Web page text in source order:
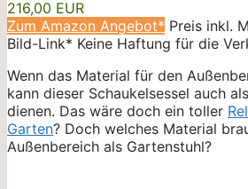
216,00 EUR
Zum Amazon Angebot* Preis inkl.
Bild-Link* Keine Haftung für die
Wenn das Material für den
kann dieser Schaukelsessel auch als
dienen. Das wäre doch ein toller
Garten? Doch welches Material
Außenbereich als Gartenstuhl?